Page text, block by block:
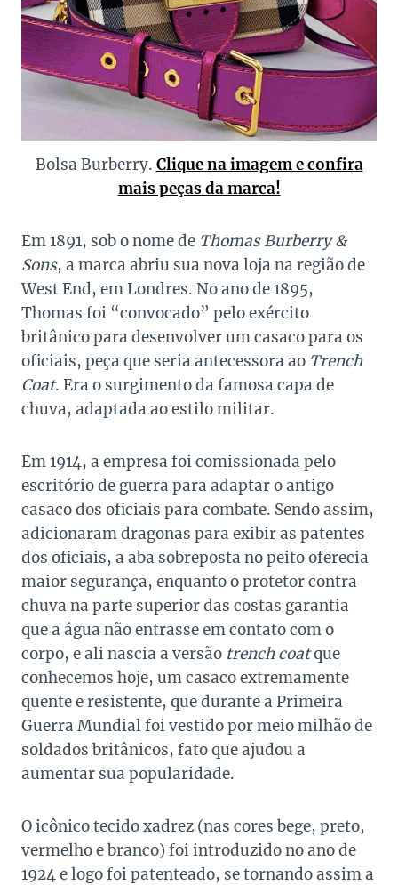
Bolsa Burberry. Clique na imagem e confira
mais peças da marca!
Em 1891, sob o nome de Thomas Burberry &
Sons, a marca abriu sua nova loja na região de
West End, em Londres. No ano de 1895,
Thomas foi “convocado” pelo exército
britânico para desenvolver um casaco para os
oficiais, peça que seria antecessora ao Trench
Coat. Era o surgimento da famosa capa de
chuva, adaptada ao estilo militar.
Em 1914, a empresa foi comissionada pelo
escritório de guerra para adaptar o antigo
casaco dos oficiais para combate. Sendo assim,
adicionaram dragonas para exibir as patentes
dos oficiais, a aba sobreposta no peito oferecia
maior segurança, enquanto o protetor contra
chuva na parte superior das costas garantia
que a água não entrasse em contato com o
corpo, e ali nascia a versão trench coatque
conhecemos hoje, um casaco extremamente
quente e resistente, que durante a Primeira
Guerra Mundial foi vestido por meio milhão de
soldados britânicos, fato que ajudou a
aumentar sua popularidade.
O icônico tecido xadrez (nas cores bege, preto,
vermelho e branco) foi introduzido no ano de
1924 e logo foi patenteado, se tornando assim a